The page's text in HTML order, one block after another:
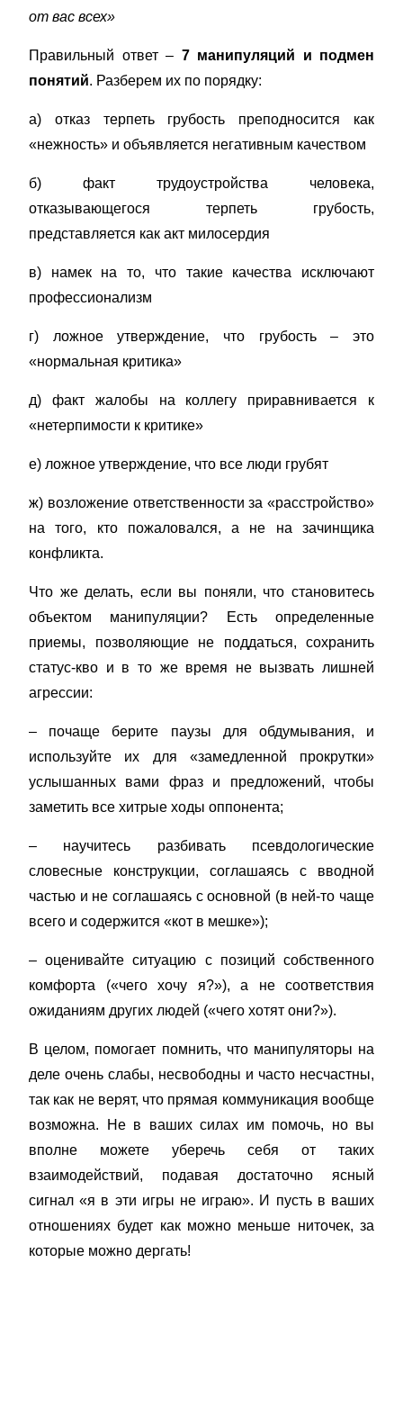
от вас всех»
Правильный ответ – 7 манипуляций и подмен
понятий. Разберем их по порядку:
a) отказ терпеть грубость преподносится как
«нежность» и объявляется негативным качеством
б) факт трудоустройства человека,
отказывающегося терпеть грубость,
представляется как акт милосердия
в) намек на то, что такие качества исключают
профессионализм
г) ложное утверждение, что грубость – это
«нормальная критика»
д) факт жалобы на коллегу приравнивается к
«нетерпимости к критике»
е) ложное утверждение, что все люди грубят
ж) возложение ответственности за «расстройство»
на того, кто пожаловался, а не на зачинщика
конфликта.
Что же делать, если вы поняли, что становитесь
объектом манипуляции? Есть определенные
приемы, позволяющие не поддаться, сохранить
статус-кво и в то же время не вызвать лишней
агрессии:
– почаще берите паузы для обдумывания, и
используйте их для «замедленной прокрутки»
услышанных вами фраз и предложений, чтобы
заметить все хитрые ходы оппонента;
– научитесь разбивать псевдологические
словесные конструкции, соглашаясь с вводной
частью и не соглашаясь с основной (в ней-то чаще
всего и содержится «кот в мешке»);
– оценивайте ситуацию с позиций собственного
комфорта («чего хочу я?»), а не соответствия
ожиданиям других людей («чего хотят они?»).
В целом, помогает помнить, что манипуляторы на
деле очень слабы, несвободны и часто несчастны,
так как не верят, что прямая коммуникация вообще
возможна. Не в ваших силах им помочь, но вы
вполне можете уберечь себя от таких
взаимодействий, подавая достаточно ясный
сигнал «я в эти игры не играю». И пусть в ваших
отношениях будет как можно меньше ниточек, за
которые можно дергать!